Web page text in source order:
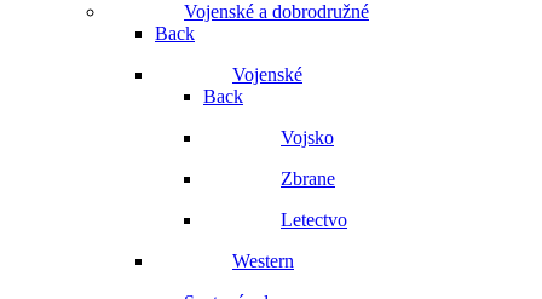
Vojenské a dobrodružné
Back
Vojenské
Back
Vojsko
Zbrane
Letectvo
Western